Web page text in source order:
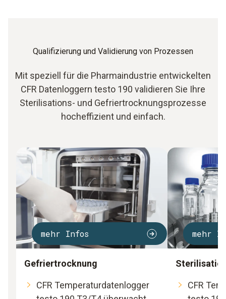
Qualifizierung und Validierung von Prozessen
Mit speziell für die Pharmaindustrie entwickelten
CFR Datenloggern testo 190 validieren Sie Ihre
Sterilisations- und Gefriertrocknungsprozesse
hocheffizient und einfach.
mehr Infos
Gefriertrocknung
CFR Temperaturdatenlogger
mehr
CFR